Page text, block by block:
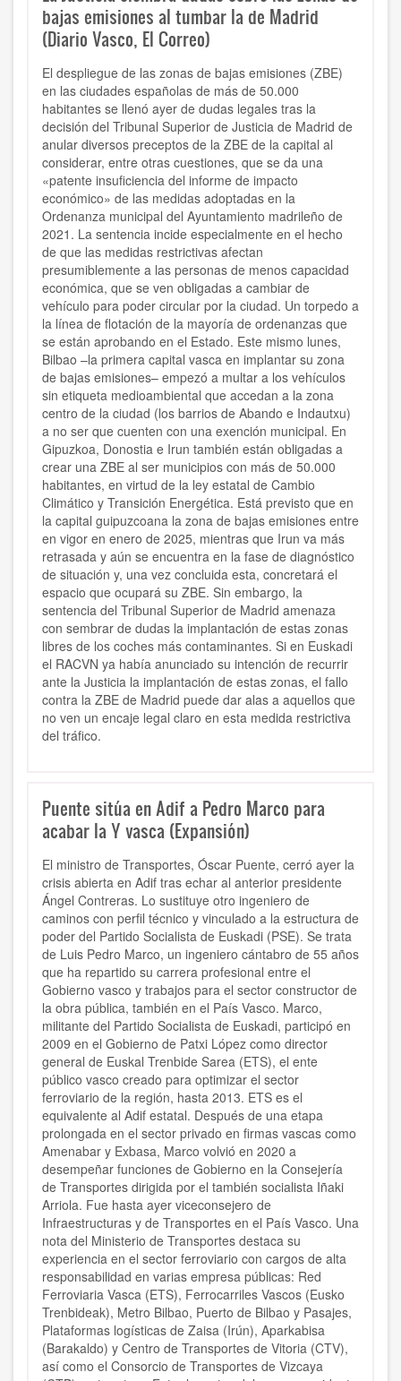
bajas emisiones al tumbar la de Madrid
(Diario Vasco, El Correo)
El despliegue de las zonas de bajas emisiones (ZBE)
en las ciudades españolas de más de 50.000
habitantes se llenó ayer de dudas legales tras la
decisión del Tribunal Superior de Justicia de Madrid de
anular diversos preceptos de la ZBE de la capital al
considerar, entre otras cuestiones, que se da una
«patente insuficiencia del informe de impacto
económico» de las medidas adoptadas en la
Ordenanza municipal del Ayuntamiento madrileño de
2021. La sentencia incide especialmente en el hecho
de que las medidas restrictivas afectan
presumiblemente a las personas de menos capacidad
económica, que se ven obligadas a cambiar de
vehículo para poder circular por la ciudad. Un torpedo a
la línea de flotación de la mayoría de ordenanzas que
se están aprobando en el Estado. Este mismo lunes,
Bilbao –la primera capital vasca en implantar su zona
de bajas emisiones– empezó a multar a los vehículos
sin etiqueta medioambiental que accedan a la zona
centro de la ciudad (los barrios de Abando e Indautxu)
a no ser que cuenten con una exención municipal. En
Gipuzkoa, Donostia e Irun también están obligadas a
crear una ZBE al ser municipios con más de 50.000
habitantes, en virtud de la ley estatal de Cambio
Climático y Transición Energética. Está previsto que en
la capital guipuzcoana la zona de bajas emisiones entre
en vigor en enero de 2025, mientras que Irun va más
retrasada y aún se encuentra en la fase de diagnóstico
de situación y, una vez concluida esta, concretará el
espacio que ocupará su ZBE. Sin embargo, la
sentencia del Tribunal Superior de Madrid amenaza
con sembrar de dudas la implantación de estas zonas
libres de los coches más contaminantes. Si en Euskadi
el RACVN ya había anunciado su intención de recurrir
ante la Justicia la implantación de estas zonas, el fallo
contra la ZBE de Madrid puede dar alas a aquellos que
no ven un encaje legal claro en esta medida restrictiva
del tráfico.
Puente sitúa en Adif a Pedro Marco para
acabar la Y vasca (Expansión)
El ministro de Transportes, Óscar Puente, cerró ayer la
crisis abierta en Adif tras echar al anterior presidente
Ángel Contreras. Lo sustituye otro ingeniero de
caminos con perfil técnico y vinculado a la estructura de
poder del Partido Socialista de Euskadi (PSE). Se trata
de Luis Pedro Marco, un ingeniero cántabro de 55 años
que ha repartido su carrera profesional entre el
Gobierno vasco y trabajos para el sector constructor de
la obra pública, también en el País Vasco. Marco,
militante del Partido Socialista de Euskadi, participó en
2009 en el Gobierno de Patxi López como director
general de Euskal Trenbide Sarea (ETS), el ente
público vasco creado para optimizar el sector
ferroviario de la región, hasta 2013. ETS es el
equivalente al Adif estatal. Después de una etapa
prolongada en el sector privado en firmas vascas como
Amenabar y Exbasa, Marco volvió en 2020 a
desempeñar funciones de Gobierno en la Consejería
de Transportes dirigida por el también socialista Iñaki
Arriola. Fue hasta ayer viceconsejero de
Infraestructuras y de Transportes en el País Vasco. Una
nota del Ministerio de Transportes destaca su
experiencia en el sector ferroviario con cargos de alta
responsabilidad en varias empresa públicas: Red
Ferroviaria Vasca (ETS), Ferrocarriles Vascos (Eusko
Trenbideak), Metro Bilbao, Puerto de Bilbao y Pasajes,
Plataformas logísticas de Zaisa (Irún), Aparkabisa
(Barakaldo) y Centro de Transportes de Vitoria (CTV),
así como el Consorcio de Transportes de Vizcaya